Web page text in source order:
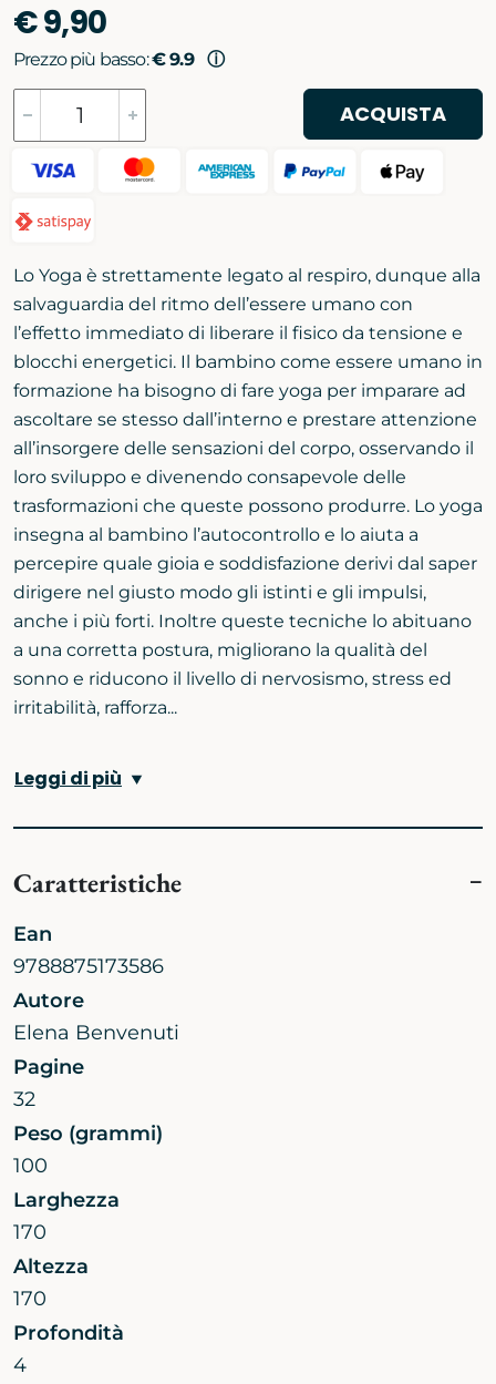
€ 9,90
Prezzo più basso:€ 9.9 ⓘ
ACQUISTA
Lo Yoga è strettamente legato al respiro, dunque alla
salvaguardia del ritmo dell’essere umano con
l’effetto immediato di liberare il fisico da tensione e
blocchi energetici. Il bambino come essere umano in
formazione ha bisogno di fare yoga per imparare ad
ascoltare se stesso dall’interno e prestare attenzione
all’insorgere delle sensazioni del corpo, osservando il
loro sviluppo e divenendo consapevole delle
trasformazioni che queste possono produrre. Lo yoga
insegna al bambino l’autocontrollo e lo aiuta a
percepire quale gioia e soddisfazione derivi dal saper
dirigere nel giusto modo gli istinti e gli impulsi,
anche i più forti. Inoltre queste tecniche lo abituano
a una corretta postura, migliorano la qualità del
sonno e riducono il livello di nervosismo, stress ed
irritabilità, rafforza...
Leggi di più
Caratteristiche
Ean
9788875173586
Autore
Elena Benvenuti
Pagine
32
Peso (grammi)
100
Larghezza
170
Altezza
170
Profondità
4